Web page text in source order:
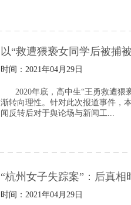
以“救遭猥亵女同学后被捕
时间：2021年04月29日
2020年底，高中生“王勇救遭
渐转向理性。针对此次报道事件，
闻反转后对于舆论场与新闻工...
“杭州女子失踪案”：后真
时间：2021年04月29日